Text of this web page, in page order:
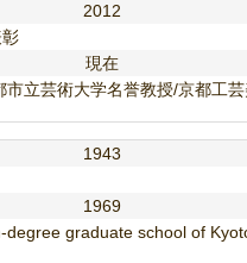
2012
現在
市立芸術大学名誉教授/京都工
1943
1969
graduate school of